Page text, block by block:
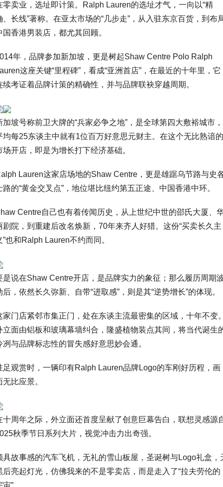
零卖业，选址即计策。Ralph Lauren的选址才气，一向以“精
、长线”著称。在亚太市场的“几步走”，从入驻东京百货，到布
国香港男装店，都尤其回顾。
年，品牌参加新加坡，更是树起Shaw Centre Polo Ralph
这座关键“里程碑”，看成“亚洲首店”，在最近的十年里，它
续考证着品牌计策的精确性，并与品牌联袂穿越周期。
加坡号称前卫大牌的“兵家必争之地”，是全球第四大敷裕城市，
均每25东谈主中就有1位百万好意思元财主。在这个无比熟谙的
场开店，即是为增长打下经济基础。
Lauren这家店场地的Shaw Centre，更是雄踞乌节路与史
路的“黄金交叉点”，地位堪比纽约第五正途、中国香港中环。
Centre自己也有着传闻历史，从上世纪中世的邵氏大厦、
剧院，到重建后改名焕新，70年来齐人好猎。这份“买卖长久主
”也和Ralph Lauren不约而同。
是说在Shaw Centre开店，是品牌实力的象征；那么履历周期
后，依然长久弥新、自带“进取感”，则是其“逆势增长”的体现。
家门店紧邻市集正门，处在东谈主流最密集的区域，十年不变
立面由铝板和玻璃幕墙纠合，隆盛植物装点其间，将当代诞生
冽与品牌标志性的冒失感好意思妙会通。
足观赏时，一辆印有Ralph Lauren品牌Logo的车刚好历程，画
无比应景。
十周年之际，外立面还首度呈献了创意巨幕告白，联想灵感源
秋季节日系列大片，视觉冲击力出奇强。
具故事感的汽车飞机，无礼的雪山板屋，圣诞树与Logo礼盒，
后亮起灯光，仿佛我来的不是零卖店，而是走入了“拉夫劳伦的